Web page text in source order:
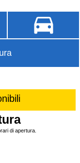
di apertura.